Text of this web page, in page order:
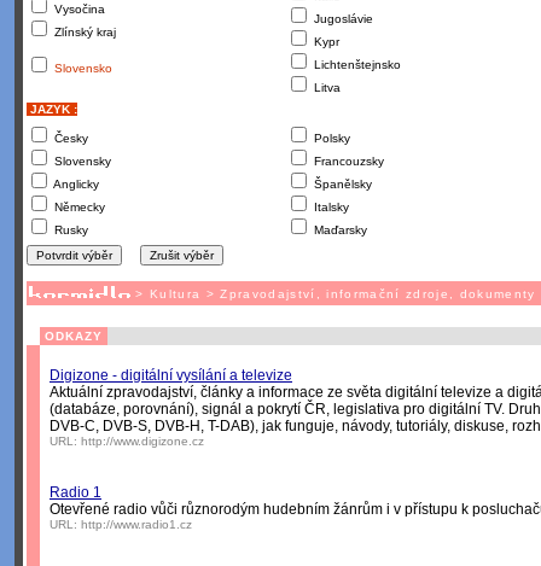
Vysočina
Zlínský kraj
Slovensko
Jugoslávie
Kypr
Lichtenštejnsko
Litva
JAZYK :
Česky
Slovensky
Anglicky
Německy
Rusky
Polsky
Francouzsky
Španělsky
Italsky
Maďarsky
> Kultura >Zpravodajství, informační zdroje, dokumenty
ODKAZY
Digizone - digitální vysílání a televize
Aktuální zpravodajství, články a informace ze světa digitální televize a
(databáze, porovnání), signál a pokrytí ČR, legislativa pro digitální TV.
DVB-C, DVB-S, DVB-H, T-DAB), jak funguje, návody, tutoriály, diskuse,
URL: http://www.digizone.cz
Radio 1
Otevřené radio vůči různorodým hudebním žánrům i v přístupu k
URL: http://www.radio1.cz